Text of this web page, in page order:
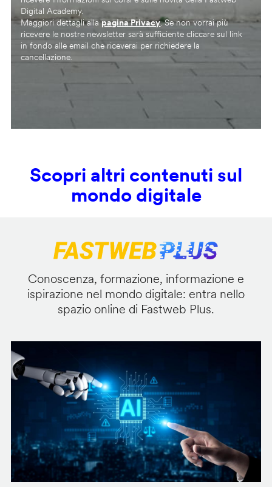
Digital Academy.
Maggiori dettagli allapagina Privacy. Se non vorrai più
ricevere le nostre newsletter sarà sufficiente cliccare sul link
in fondo alle email che riceverai per richiedere la
cancellazione.
Scopri altri contenuti sul
mondo digitale
Conoscenza, formazione, informazione e
ispirazione nel mondo digitale: entra nello
spazio online di Fastweb Plus.